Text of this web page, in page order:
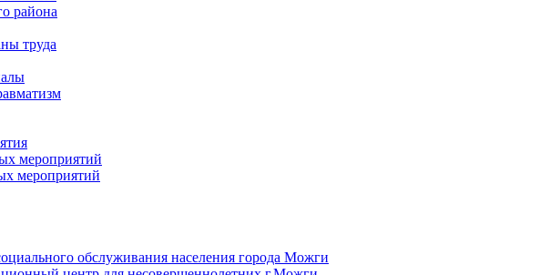
района
труда
мероприятий
мероприятий
обслуживания населения города Можги